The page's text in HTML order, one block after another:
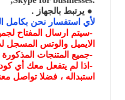
● يرتبط بالجهاز .
لأي استفسار نحن بكامل
-
الايميل والوتس المسجل
-جميع المتنجات
- اذا لم يتفعل معك أي
استبداله ، فضلا تواصل